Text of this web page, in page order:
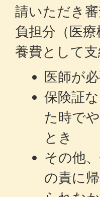
請いただき
負担分（医
養費として支
医師が
保険証
た時で
とき
その他
の責に